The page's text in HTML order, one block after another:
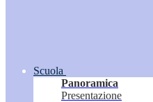
Scuola
Panoramica
Presentazione